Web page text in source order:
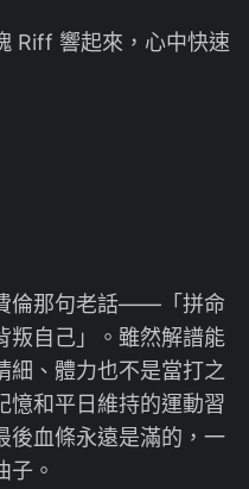
響起來，心中快速
那句老話——「拼命
叛自己」。雖然解譜能
細、體力也不是當打之
憶和平日維持的運動習
後血條永遠是滿的，一
子。